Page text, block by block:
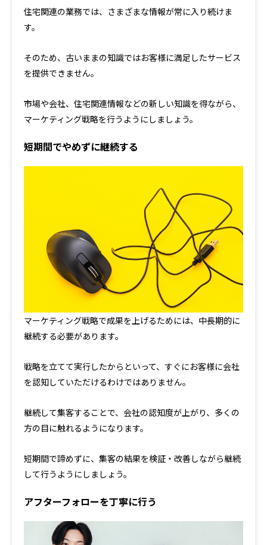
住宅関連の業務では、さまざまな情報が常に入り続けま
す。
そのため、古いままの知識ではお客様に満足したサービス
を提供できません。
市場や会社、住宅関連情報などの新しい知識を得ながら、
マーケティング戦略を行うようにしましょう。
短期間でやめずに継続する
マーケティング戦略で成果を上げるためには、中長期的に
継続する必要があります。
戦略を立てて実行したからといって、すぐにお客様に会社
を認知していただけるわけではありません。
継続して集客することで、会社の認知度が上がり、多くの
方の目に触れるようになります。
短期間で諦めずに、集客の結果を検証・改善しながら継続
して行うようにしましょう。
アフターフォローを丁寧に行う